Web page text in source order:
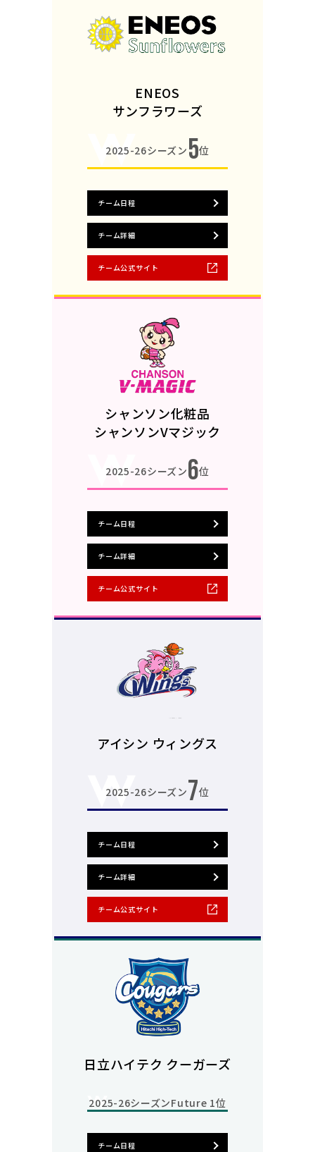
ENEOS
サンフラワーズ
2025-26シーズン 5位
チーム日程
チーム詳細
チーム公式サイト
シャンソン化粧品
シャンソンVマジック
2025-26シーズン6位
チーム日程
チーム詳細
チーム公式サイト
アイシン ウィングス
2025-26シーズン7位
チーム日程
チーム詳細
チーム公式サイト
日立ハイテク クーガーズ
2025-26シーズンFuture 1位
チーム日程